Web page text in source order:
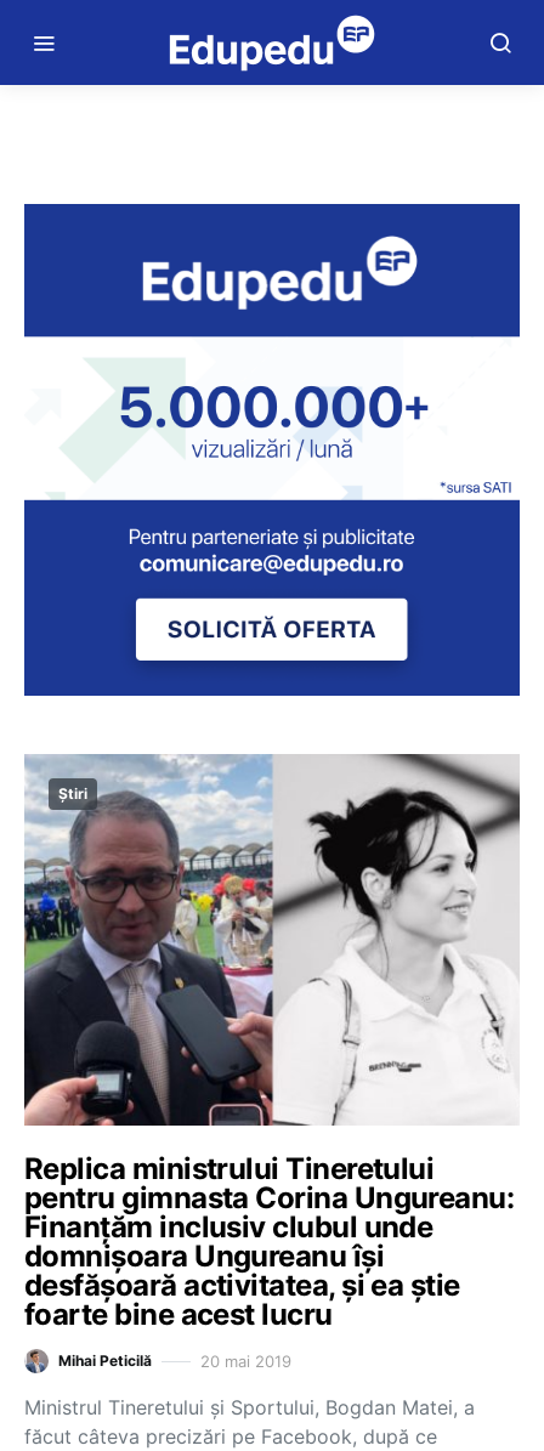
Știri
Replica ministrului Tineretului
pentru gimnasta Corina Ungureanu:
Finanțăm inclusiv clubul unde
domnișoara Ungureanu își
desfășoară activitatea, și ea știe
foarte bine acest lucru
Mihai Peticilă 20 mai 2019
Ministrul Tineretului și Sportului, Bogdan Matei, a
făcut câteva precizări pe Facebook, după ce